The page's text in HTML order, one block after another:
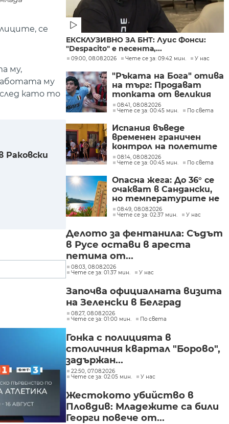
се
му,
му
като то
Раковски
ЕКСКЛУЗИВНО ЗА БНТ: Луис Фонси:
"Despacito" е песента,...
09:00, 08.08.2026 Чете се за: 09:42 мин. У нас
"Ръката на Бога" отива
на търг: Продават
топката от великия
гол на Марадона
08:41, 08.08.2026
Чете се за: 00:45 мин.
По света
Испания въведе
временен граничен
контрол на полетите
и корабите
пристигащи от
08:14, 08.08.2026
Чете се за: 00:45 мин.
По света
Опасна жега: До 36° се
очакват в Сандански,
но температурите не
са рекордни
08:49, 08.08.2026
Чете се за: 02:37 мин.
У нас
Делото за фентанила: Съдът
в Русе остави в ареста
петима от...
08:03, 08.08.2026
Чете се за: 01:37 мин.
У нас
Започва официалната визита
на Зеленски в Белград
08:27, 08.08.2026
Чете се за: 01:00 мин.
По света
Гонка с полицията в
столичния квартал "Борово",
задържан...
22:50, 07.08.2026
Чете се за: 02:05 мин.
У нас
Жестокото убийство в
Пловдив: Младежите са били
Георги повече от...